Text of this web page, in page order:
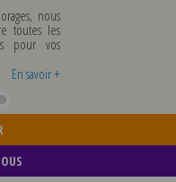
nous
les
vos
savoir +
29/07/2026
Météo-France a
département du
vigilance jaune ...